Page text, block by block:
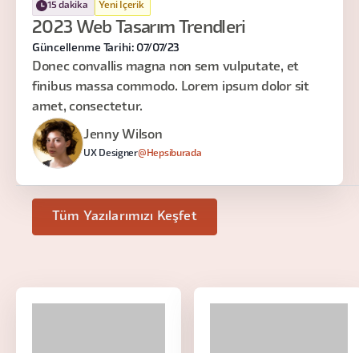
15 dakika Yeni İçerik
2023 Web Tasarım Trendleri
Güncellenme Tarihi: 07/07/23
Donec convallis magna non sem vulputate, et
finibus massa commodo. Lorem ipsum dolor sit
amet, consectetur.
Jenny Wilson
UX Designer@Hepsiburada
Tüm Yazılarımızı Keşfet